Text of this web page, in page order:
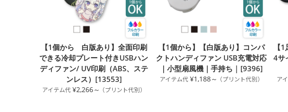
【1個から 白版あり】全面印刷
できる冷却プレート付きUSBハン
ディファン/ UV印刷（ABS、ステ
ンレス）[13553]
¥2,266～
【1個から】【白版あり】コンパ
クトハンディファン USB充電対応
｜小型扇風機｜手持ち | [9396]
¥1,188～
【
4サ